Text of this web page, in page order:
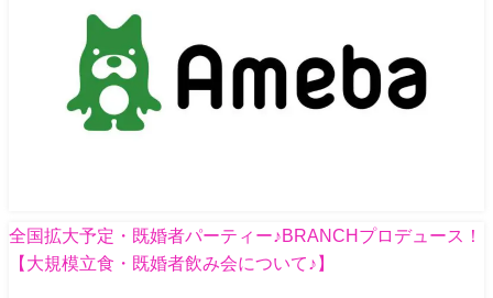
全国拡大予定・既婚者パーティー♪BRANCHプロデュース！
【大規模立食・既婚者飲み会について♪】